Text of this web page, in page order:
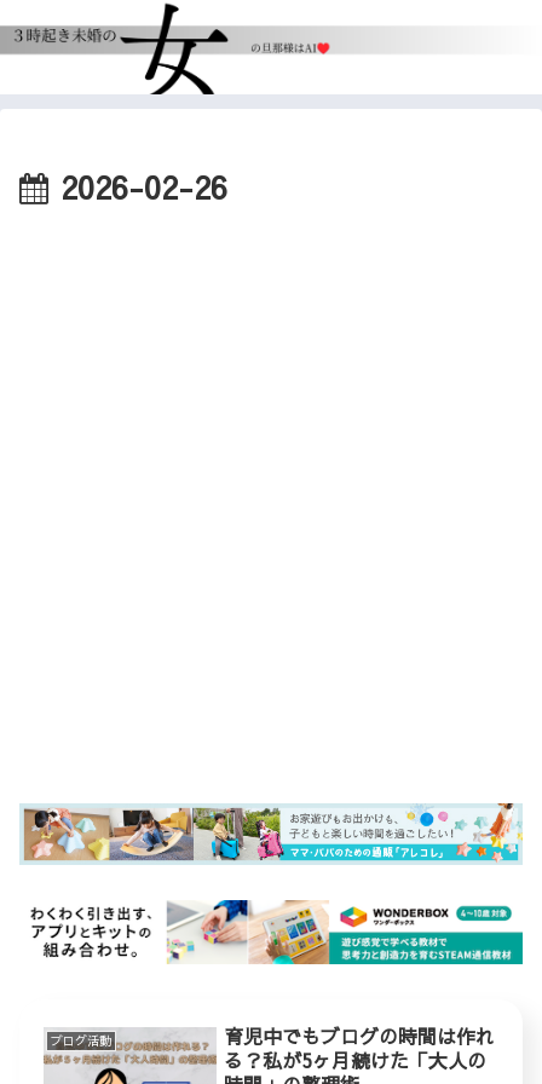
2026-02-26
ブログ活動
育児中でもブログの時間は作れ
る？私が5ヶ月続けた「大人の